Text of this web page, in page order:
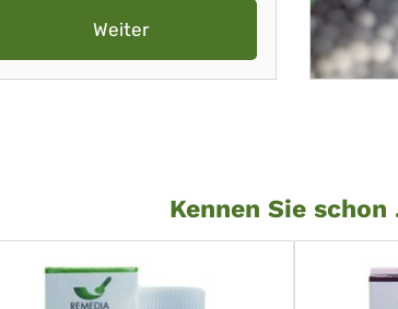
Weiter
Kennen Sie schon